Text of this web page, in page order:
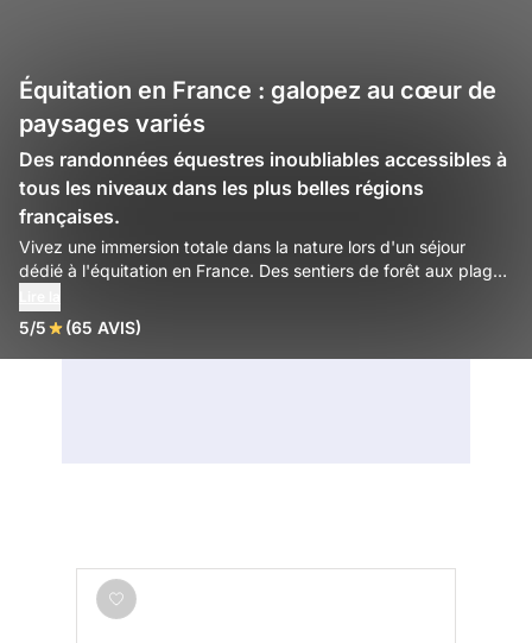
Équitation en France : galopez au cœur de
paysages variés
Des randonnées équestres inoubliables accessibles à
tous les niveaux dans les plus belles régions
françaises.
Vivez une immersion totale dans la nature lors d'un séjour
dédié à l'équitation en France. Des sentiers de forêt aux plages
pour un dépaysement garanti, quel que soit votre niveau de
pratique.
5/5 (65 AVIS)